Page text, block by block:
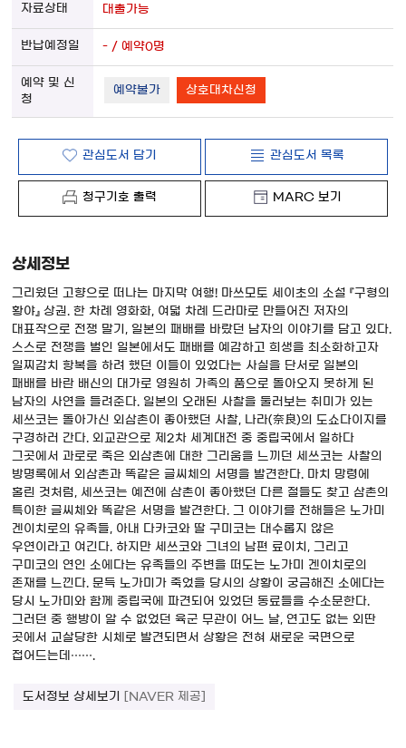
대출가능
- / 예약0명
예약불가 상호대차신청
관심도서 담기 관심도서 목록
청구기호 출력 MARC 보기
상세정보
그리웠던 고향으로 떠나는 마지막 여행! 마쓰모토 세이초의 소설 『구형의
황야』 상권. 한 차례 영화화, 여덟 차례 드라마로 만들어진 저자의
대표작으로 전쟁 말기, 일본의 패배를 바랐던 남자의 이야기를 담고 있다.
스스로 전쟁을 벌인 일본에서도 패배를 예감하고 희생을 최소화하고자
일찌감치 항복을 하려 했던 이들이 있었다는 사실을 단서로 일본의
패배를 바란 배신의 대가로 영원히 가족의 품으로 돌아오지 못하게 된
남자의 사연을 들려준다. 일본의 오래된 사찰을 둘러보는 취미가 있는
세쓰코는 돌아가신 외삼촌이 좋아했던 사찰, 나라(奈良)의 도쇼다이지를
구경하러 간다. 외교관으로 제2차 세계대전 중 중립국에서 일하다
그곳에서 과로로 죽은 외삼촌에 대한 그리움을 느끼던 세쓰코는 사찰의
방명록에서 외삼촌과 똑같은 글씨체의 서명을 발견한다. 마치 망령에
홀린 것처럼, 세쓰코는 예전에 삼촌이 좋아했던 다른 절들도 찾고 삼촌의
특이한 글씨체와 똑같은 서명을 발견한다. 그 이야기를 전해들은 노가미
겐이치로의 유족들, 아내 다카코와 딸 구미코는 대수롭지 않은
우연이라고 여긴다. 하지만 세쓰코와 그녀의 남편 료이치, 그리고
구미코의 연인 소에다는 유족들의 주변을 떠도는 노가미 겐이치로의
존재를 느낀다. 문득 노가미가 죽었을 당시의 상황이 궁금해진 소에다는
당시 노가미와 함께 중립국에 파견되어 있었던 동료들을 수소문한다.
그러던 중 행방이 알 수 없었던 육군 무관이 어느 날, 연고도 없는 외딴
곳에서 교살당한 시체로 발견되면서 상황은 전혀 새로운 국면으로
접어드는데…….
도서정보 상세보기 [NAVER 제공]